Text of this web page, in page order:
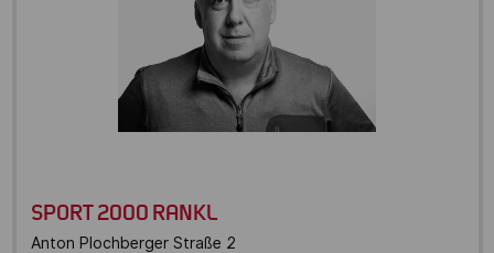
SPORT 2000 RANKL
Anton Plochberger Straße 2